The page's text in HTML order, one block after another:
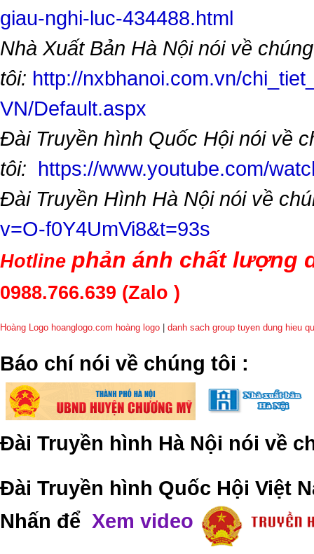
giau-nghi-luc-434488.html
Nhà Xuất Bản Hà Nội nói về chúng
tôi: http://nxbhanoi.com.vn/
VN/Default.aspx
Đài Truyền hình Quốc Hội nói về
tôi: https://www.youtube.com/
Đài Truyền Hình Hà Nội nói về
v=O-f0Y4UmVi8&t=93s
Hotline phản ánh chất lượng
0988.766.639 (Zalo )
Hoàng Logo hoanglogo.com hoàng logo danh sach group tuyen dung hieu
​Báo chí nói về chúng tôi :
Đài Truyền hình Hà Nội nói về
Đài Truyền hình Quốc Hội Việt
Nhấn để Xem video